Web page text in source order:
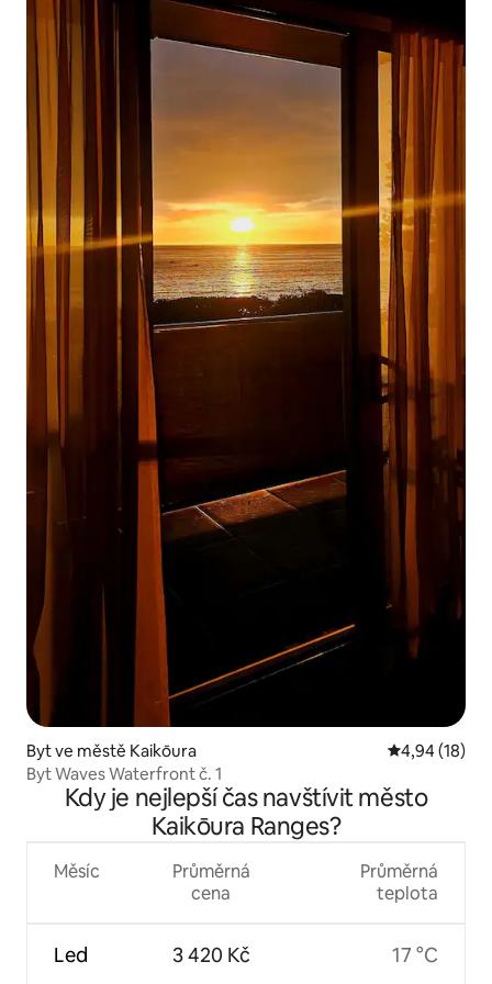
Byt ve městě Kaikōura Průměrné
4,94 (18)
Byt Waves Waterfront č. 1
Kdy je nejlepší čas navštívit město
Kaikōura Ranges?
Měsíc
Led
Průměrná
cena
3 420 Kč
Průměrná
teplota
17 °C